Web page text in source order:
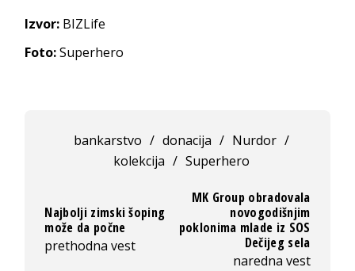
Izvor: BIZLife
Foto:Superhero
bankarstvo / donacija / Nurdor /
kolekcija / Superhero
Najbolji zimski šoping
može da počne
prethodna vest
MK Group obradovala
novogodišnjim
poklonima mlade iz SOS
Dečijeg sela
naredna vest